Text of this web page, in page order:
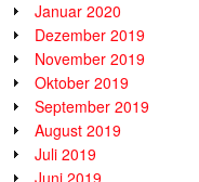
Januar 2020
Dezember 2019
November 2019
Oktober 2019
September 2019
August 2019
Juli 2019
Juni 2019